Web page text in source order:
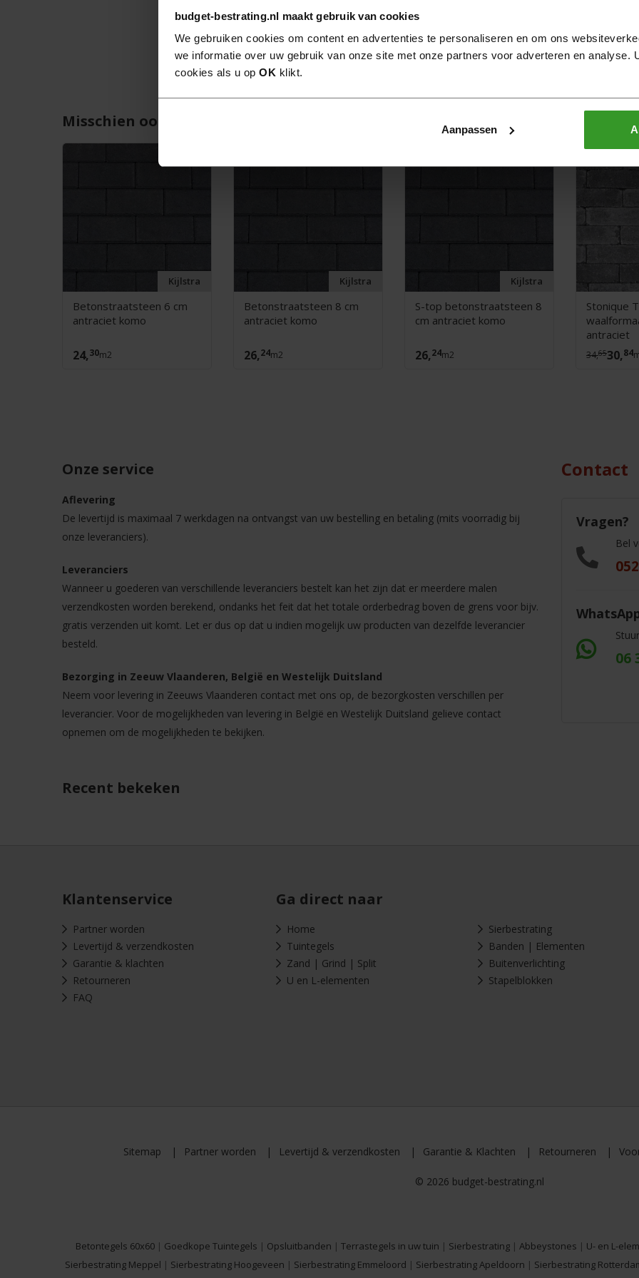
budget-bestrating.nl maakt gebruik van cookies
We gebruiken cookies om content en advertenties te personaliseren en om ons
we informatie over uw gebruik van onze site met onze partners voor adverteren en analyse.
cookies als u op OK klikt.
Aanpassen
Misschien ook interessant...
Kijlstra
Betonstraatsteen 6 cm
antraciet komo
24,30m2
Kijlstra
Betonstraatsteen 8 cm
antraciet komo
26,24m2
Kijlstra
S-top betonstraatsteen 8
cm antraciet komo
26,24m2
Stonique
antraciet
34,6530,84
Onze service
Aflevering
De levertijd is maximaal 7 werkdagen na ontvangst van uw bestelling en betaling (mits voorradig bij
onze leveranciers).
Leveranciers
Wanneer u goederen van verschillende leveranciers bestelt kan het zijn dat er meerdere malen
verzendkosten worden berekend, ondanks het feit dat het totale orderbedrag boven de grens voor bijv.
gratis verzenden uit komt. Let er dus op dat u indien mogelijk uw producten van dezelfde leverancier
besteld.
Bezorging in Zeeuw Vlaanderen, België en Westelijk Duitsland
Neem voor levering in Zeeuws Vlaanderen contact met ons op, de bezorgkosten verschillen per
leverancier. Voor de mogelijkheden van levering in België en Westelijk Duitsland gelieve contact
opnemen om de mogelijkheden te bekijken.
Contact
Vragen?
Bel
06
Recent bekeken
Klantenservice
Partner worden
Levertijd & verzendkosten
Garantie & klachten
Retourneren
FAQ
Ga direct naar
Home
Sierbestrating
Tuintegels
Banden | Elementen
Zand | Grind | Split
Buitenverlichting
U en L-elementen
Stapelblokken
Sitemap Partner worden Levertijd & verzendkosten Garantie & Klachten Retourneren
© 2026 budget-bestrating.nl
Betontegels 60x60 | Goedkope Tuintegels | Opsluitbanden | Terrastegels in uw tuin | Sierbestrating | Abbeystones | U- en L-
Sierbestrating Meppel | Sierbestrating Hoogeveen | Sierbestrating Emmeloord | Sierbestrating Apeldoorn | Sierbestrating